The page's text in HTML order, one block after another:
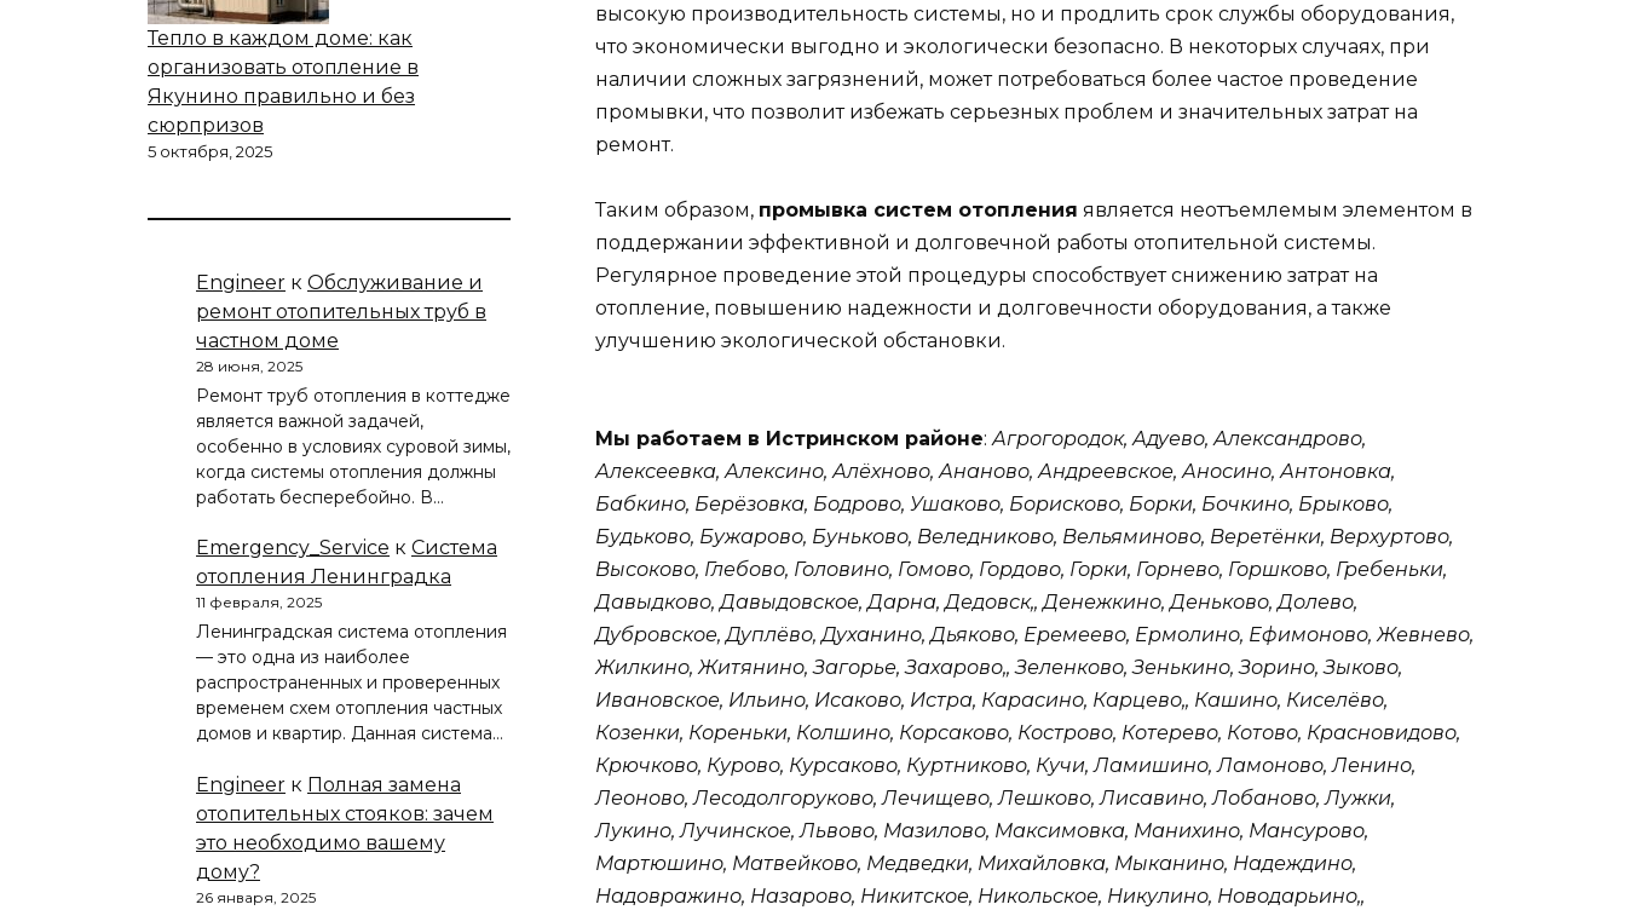
высокую производительность системы, но и продлить срок службы оборудования,
что экономически выгодно и экологически безопасно. В некоторых случаях, при
наличии сложных загрязнений, может потребоваться более частое проведение
промывки, что позволит избежать серьезных проблем и значительных затрат на
ремонт.
Таким образом, промывка систем отопления является неотъемлемым элементом в
поддержании эффективной и долговечной работы отопительной системы.
Регулярное проведение этой процедуры способствует снижению затрат на
отопление, повышению надежности и долговечности оборудования, а также
улучшению экологической обстановки.
Мы работаем в Истринском районе:Агрогородок, Адуево, Александрово,
Алексеевка, Алексино, Алёхново, Ананово, Андреевское, Аносино, Антоновка,
Бабкино, Берёзовка, Бодрово, Ушаково, Борисково, Борки, Бочкино, Брыково,
Будьково, Бужарово, Буньково, Веледниково, Вельяминово, Веретёнки, Верхуртово,
Высоково, Глебово, Головино, Гомово, Гордово, Горки, Горнево, Горшково, Гребеньки,
Давыдково, Давыдовское, Дарна, Дедовск,, Денежкино, Деньково, Долево,
Дубровское, Дуплёво, Духанино, Дьяково, Еремеево, Ермолино, Ефимоново, Жевнево,
Жилкино, Житянино, Загорье, Захарово,, Зеленково, Зенькино, Зорино, Зыково,
Ивановское, Ильино, Исаково, Истра, Карасино, Карцево,, Кашино, Киселёво,
Козенки, Кореньки, Колшино, Корсаково, Кострово, Котерево, Котово, Красновидово,
Крючково, Курово, Курсаково, Куртниково, Кучи, Ламишино, Ламоново, Ленино,
Леоново, Лесодолгоруково, Лечищево, Лешково, Лисавино, Лобаново, Лужки,
Лукино, Лучинское, Львово, Мазилово, Максимовка, Манихино, Мансурово,
Мартюшино, Матвейково, Медведки, Михайловка, Мыканино, Надеждино,
Надовражино, Назарово, Никитское, Никольское, Никулино, Новодарьино,,
Тепло в каждом доме: как
организовать отопление в
Якунино правильно и без
сюрпризов
5 октября, 2025
Engineer к Обслуживание и
ремонт отопительных труб в
частном доме
28 июня, 2025
Ремонт труб отопления в коттедже
является важной задачей,
особенно в условиях суровой зимы,
когда системы отопления должны
работать бесперебойно. В…
Emergency_Service к Система
отопления Ленинградка
11 февраля, 2025
Ленинградская система отопления
— это одна из наиболее
распространенных и проверенных
временем схем отопления частных
домов и квартир. Данная система…
Engineer к Полная замена
отопительных стояков: зачем
это необходимо вашему
дому?
26 января, 2025